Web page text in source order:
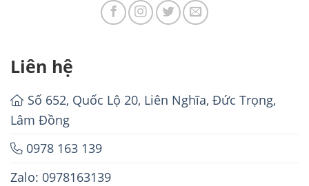
Liên hệ
Số 652, Quốc Lộ 20, Liên Nghĩa, Đức Trọng,
Lâm Đồng
0978 163 139
Zalo: 0978163139